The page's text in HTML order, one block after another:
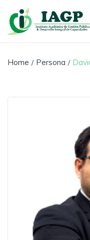
Home Persona